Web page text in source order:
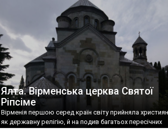
називаються «повстяками» (postaki)…” “Вино. Крим
виробляє відмінне вино і його вдосталь: воно все
легке біле і дуже […]
Ялта. Вірменська церква Святої
Ріпсіме
Вірменія першою серед країн світу прийняла
як державну релігію, й на подив багатьох пересічних